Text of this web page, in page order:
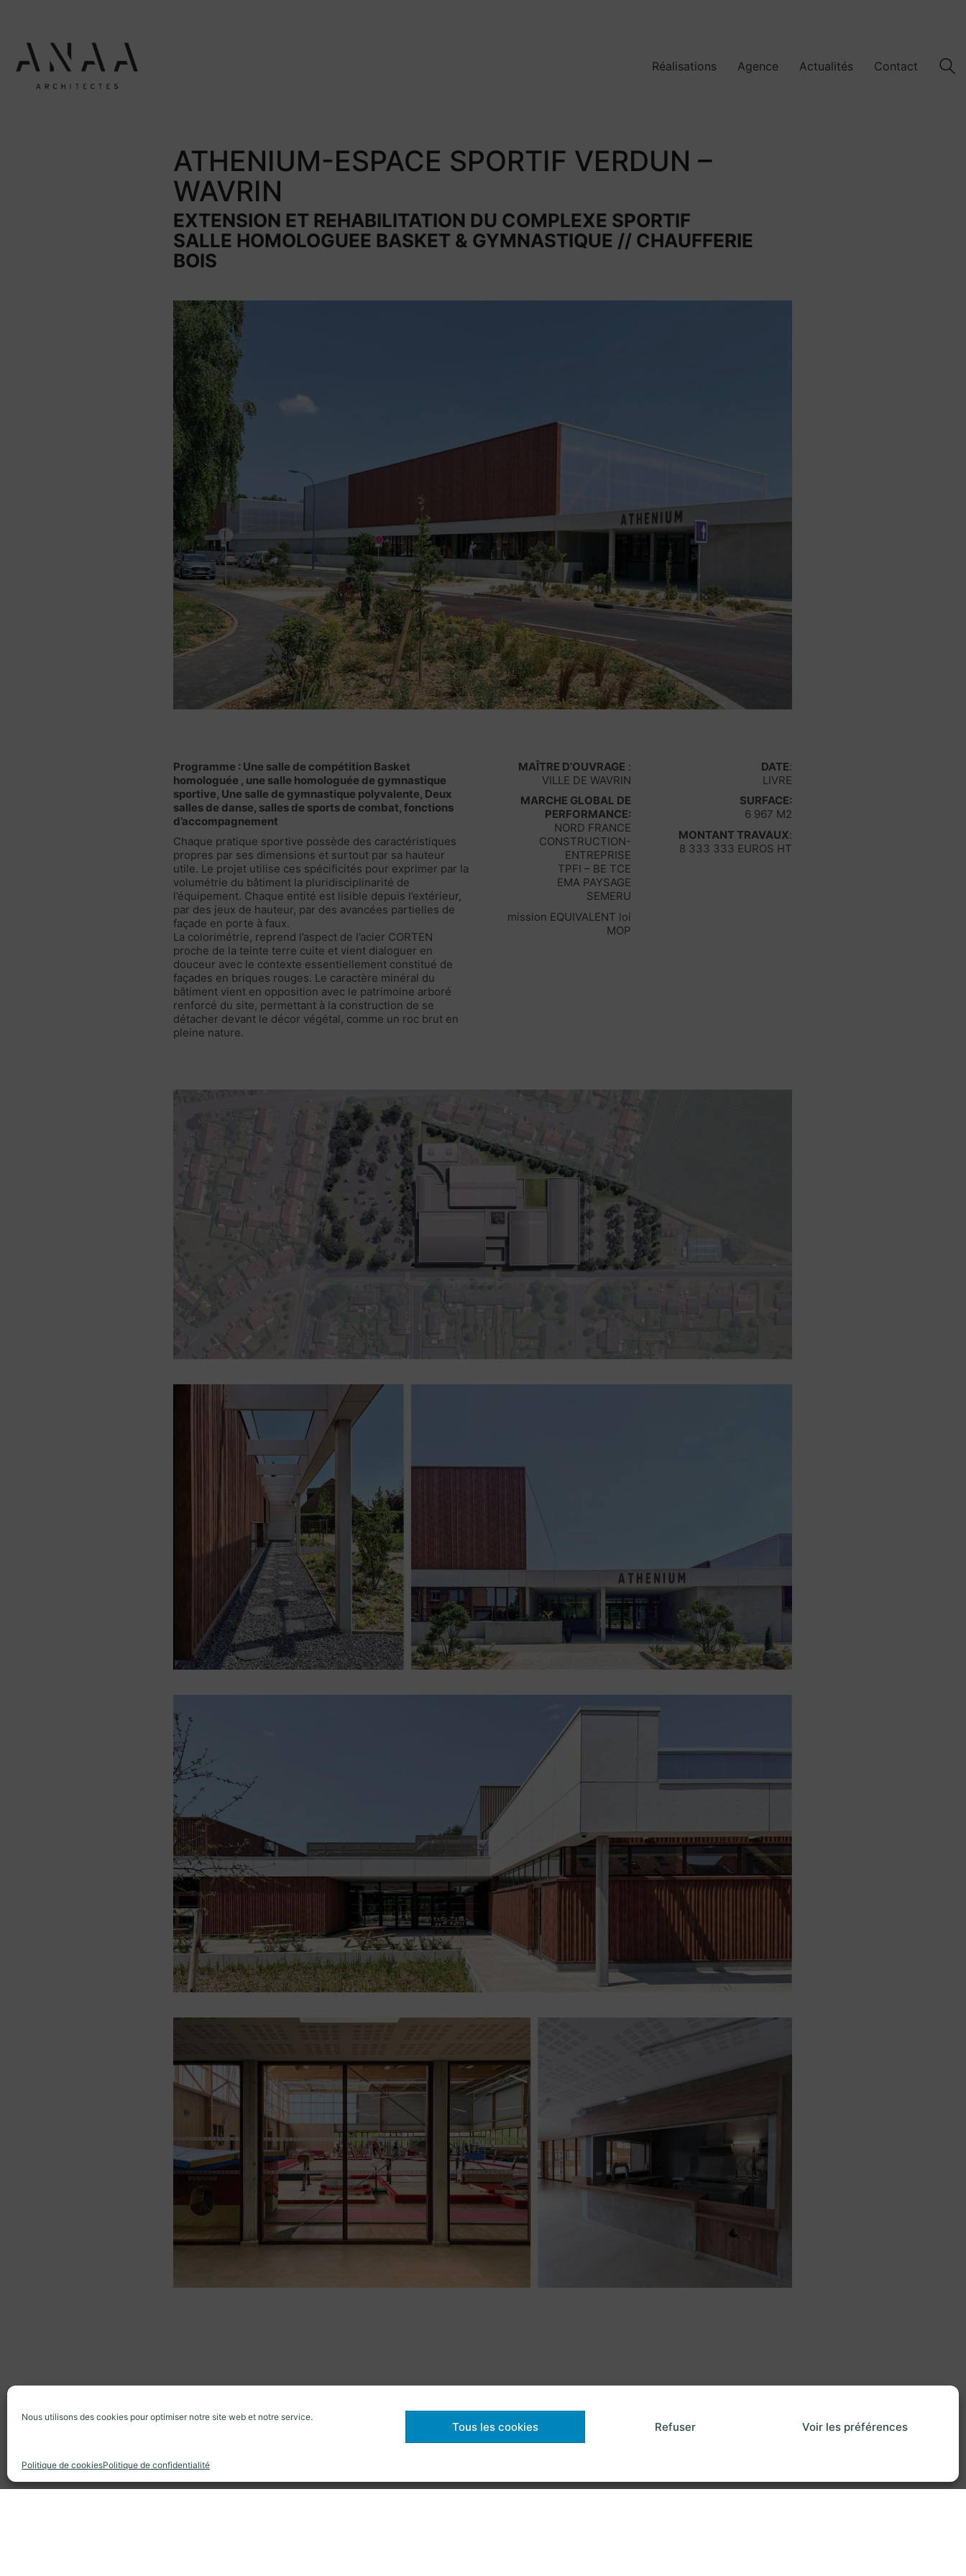
Nous utilisons des cookies pour optimiser notre site web et notre service.
Tous les cookies Refuser Voir les préférences
Politique de cookiesPolitique de confidentialité
Réalisations Agence Actualités Contact
ATHENIUM-ESPACE SPORTIF VERDUN –
WAVRIN
EXTENSION ET REHABILITATION DU COMPLEXE SPORTIF
SALLE HOMOLOGUEE BASKET & GYMNASTIQUE // CHAUFFERIE
BOIS
Programme : Une salle de compétition Basket
homologuée , une salle homologuée de gymnastique
sportive, Une salle de gymnastique polyvalente, Deux
salles de danse, salles de sports de combat, fonctions
d’accompagnement
Chaque pratique sportive possède des caractéristiques
propres par ses dimensions et surtout par sa hauteur
utile. Le projet utilise ces spécificités pour exprimer par la
volumétrie du bâtiment la pluridisciplinarité de
l’équipement. Chaque entité est lisible depuis l’extérieur,
par des jeux de hauteur, par des avancées partielles de
façade en porte à faux.
La colorimétrie, reprend l’aspect de l’acier CORTEN
proche de la teinte terre cuite et vient dialoguer en
douceur avec le contexte essentiellement constitué de
façades en briques rouges. Le caractère minéral du
bâtiment vient en opposition avec le patrimoine arboré
renforcé du site, permettant à la construction de se
détacher devant le décor végétal, comme un roc brut en
pleine nature.
MAÎTRE D’OUVRAGE :
VILLE DE WAVRIN
MARCHE GLOBAL DE
PERFORMANCE:
NORD FRANCE
CONSTRUCTION-
ENTREPRISE
TPFI – BE TCE
EMA PAYSAGE
SEMERU
mission EQUIVALENT loi
MOP
DATE:
LIVRE
SURFACE:
6 967 M2
MONTANT TRAVAUX:
8 333 333 EUROS HT
© Copyright 2020 Anaa Architectures tous droits réservés |Politique de confidentialité|Politique de cookies